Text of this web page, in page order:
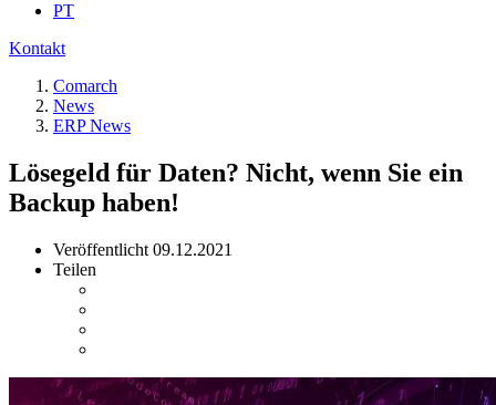
PT
Kontakt
Comarch
News
ERP News
Lösegeld für Daten? Nicht, wenn Sie ein
Backup haben!
Veröffentlicht 09.12.2021
Teilen